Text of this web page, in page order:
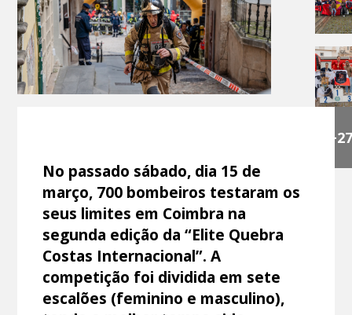
+27
No passado sábado, dia 15 de
março, 700 bombeiros testaram os
seus limites em Coimbra na
segunda edição da “Elite Quebra
Costas Internacional”. A
competição foi dividida em sete
escalões (feminino e masculino),